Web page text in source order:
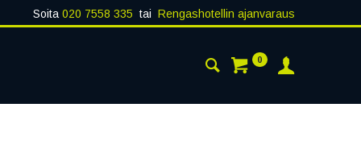
Soita 020 7558 335 tai Rengashotellin ajanvaraus
0